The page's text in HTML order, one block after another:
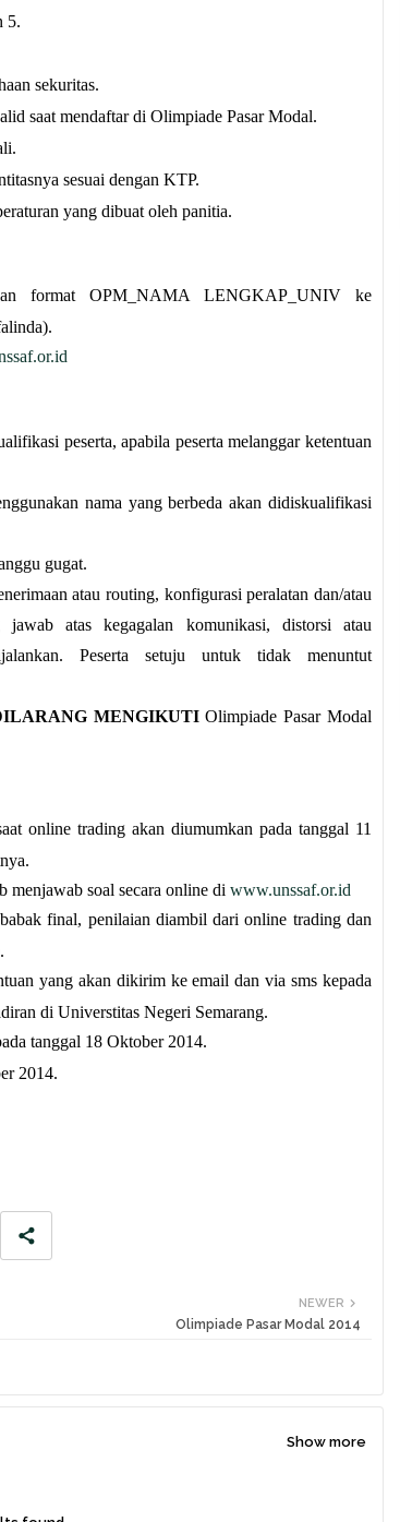
5.
sekuritas.
saat mendaftar di Olimpiade Pasar Modal.
sesuai dengan KTP.
yang dibuat oleh panitia.
format OPM_NAMA LENGKAP_UNIV ke
peserta, apabila peserta melanggar ketentuan
nama yang berbeda akan didiskualifikasi
gugat.
atau routing, konfigurasi peralatan dan/atau
atas kegagalan komunikasi, distorsi atau
Peserta setuju untuk tidak menuntut
MENGIKUTIOlimpiade Pasar Modal
online trading akan diumumkan pada tanggal 11
menjawab soal secara online di www.unssaf.or.id
final, penilaian diambil dari online trading dan
yang akan dikirim ke email dan via sms kepada
di Universtitas Negeri Semarang.
tanggal 18 Oktober 2014.
2014.
NEWER
Olimpiade Pasar Modal 2014
Show more